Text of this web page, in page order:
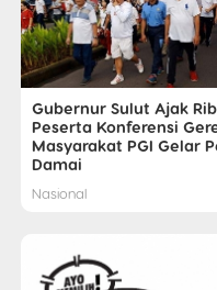
Gubernur Sulut Ajak
Peserta Konferensi
Masyarakat PGI Gelar
Damai
Nasional